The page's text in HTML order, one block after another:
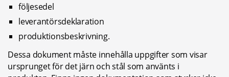
följesedel
leverantörsdeklaration
produktionsbeskrivning.
Dessa dokument måste innehålla uppgifter som visar
ursprunget för det järn och stål som använts i